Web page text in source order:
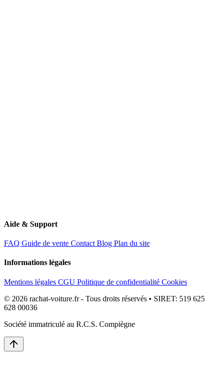
Aide & Support
FAQ Guide de vente Contact Blog Plan du site
Informations légales
Mentions légales CGU Politique de confidentialité Cookies
© 2026 rachat-voiture.fr - Tous droits réservés • SIRET: 519 625
628 00036
Société immatriculé au R.C.S. Compiègne